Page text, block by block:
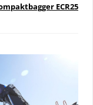
ECR25